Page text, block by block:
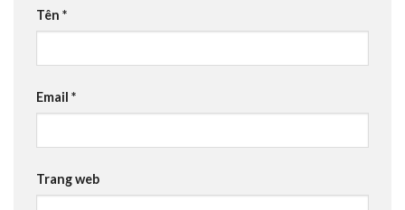
Tên *
Email *
Trang web